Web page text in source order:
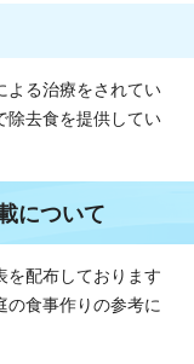
よる治療をされてい
除去食を提供してい
について
を配布しております
の食事作りの参考に